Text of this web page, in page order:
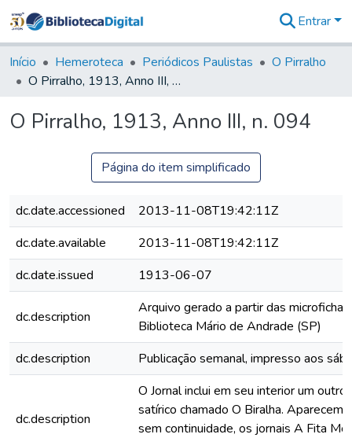
&
Coleções
Tudo na
Digital
Entrar
Início Hemeroteca Periódicos Paulistas
O Pirralho
O Pirralho, 1913, Anno III, n. 094
O Pirralho, 1913, Anno III, n. 094
Página do item simplificado
dc.date.accessioned
2013-11-08T19:42:11Z
dc.date.available
2013-11-08T19:42:11Z
dc.date.issued
1913-06-07
dc.description
Arquivo gerado a partir das
Biblioteca Mário de Andrade (SP)
dc.description
Publicação semanal, impresso aos
dc.description
O Jornal inclui em seu interior um outro
satírico chamado O Biralha. Aparecem
sem continuidade, os jornais A Fita